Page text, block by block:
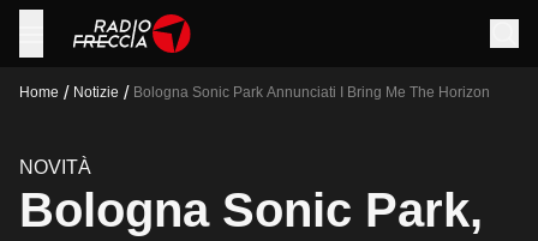
Home / Notizie / Bologna Sonic Park Annunciati I Bring Me The Horizon
NOVITÀ
Bologna Sonic Park,